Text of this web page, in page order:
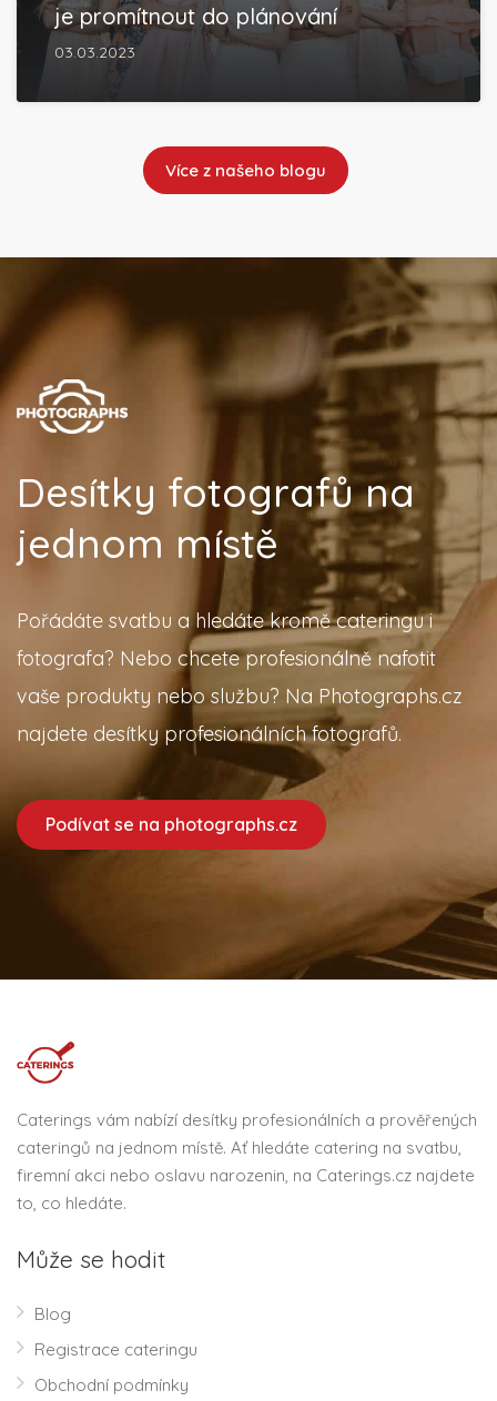
je promítnout do plánování
03.03.2023
Více z našeho blogu
Desítky fotografů na
jednom místě
Pořádáte svatbu a hledáte kromě cateringu i
fotografa? Nebo chcete profesionálně nafotit
vaše produkty nebo službu? Na Photographs.cz
najdete desítky profesionálních fotografů.
Podívat se na photographs.cz
Caterings vám nabízí desítky profesionálních a prověřených
cateringů na jednom místě. Ať hledáte catering na svatbu,
firemní akci nebo oslavu narozenin, na Caterings.cz najdete
to, co hledáte.
Může se hodit
Blog
Registrace cateringu
Obchodní podmínky